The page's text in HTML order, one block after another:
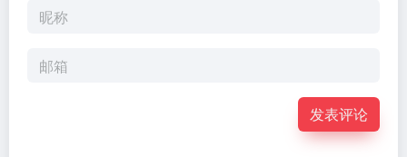
发表评论